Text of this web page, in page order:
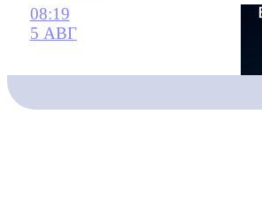
08:19
5 АВГ